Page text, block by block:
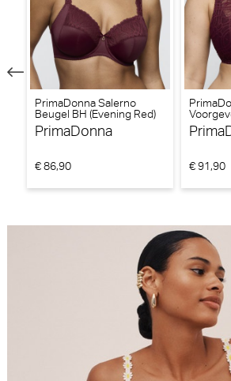
PrimaDonna Salerno
Beugel BH (Evening Red)
PrimaDonna
€ 86,90
Triangel
€ 91,90